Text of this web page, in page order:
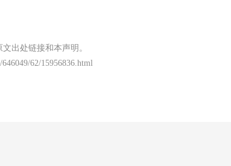
出处链接和本声明。
62/15956836.html